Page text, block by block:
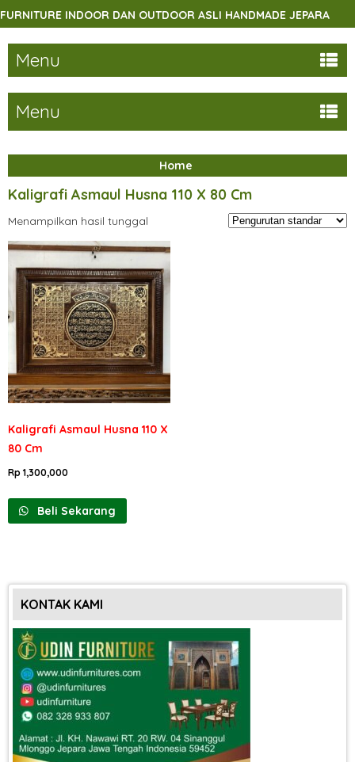
INDOOR DAN OUTDOOR ASLI HANDMADE JEPARA
Menu
Menu
Home
Kaligrafi Asmaul Husna 110 X 80 Cm
Menampilkan hasil tunggal
Kaligrafi Asmaul Husna 110 X
80 Cm
Rp 1,300,000
Beli Sekarang
KONTAK KAMI